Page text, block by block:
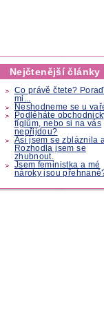
Nejčtenější články
Co právě čtete?
mi...
Neshodneme se u
Podléháte
fíglům, nebo si na vás
nepřijdou?
Asi jsem se zbláznila
Rozhodla jsem se
zhubnout.
Jsem feministka a mé
nároky jsou